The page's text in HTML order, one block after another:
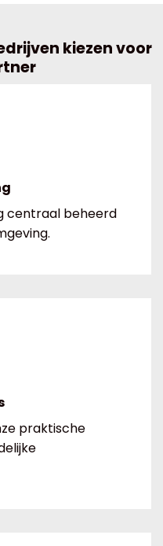
kiezen voor
centraal beheerd
praktische